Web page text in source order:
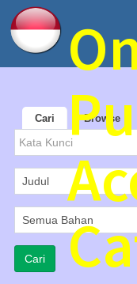
Cari Browse